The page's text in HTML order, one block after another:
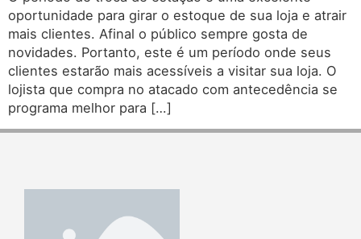
oportunidade para girar o estoque de sua loja e atrair
mais clientes. Afinal o público sempre gosta de
novidades. Portanto, este é um período onde seus
clientes estarão mais acessíveis a visitar sua loja. O
lojista que compra no atacado com antecedência se
programa melhor para […]